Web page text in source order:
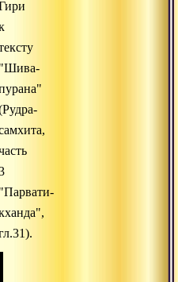
"Шива-
"Парвати-